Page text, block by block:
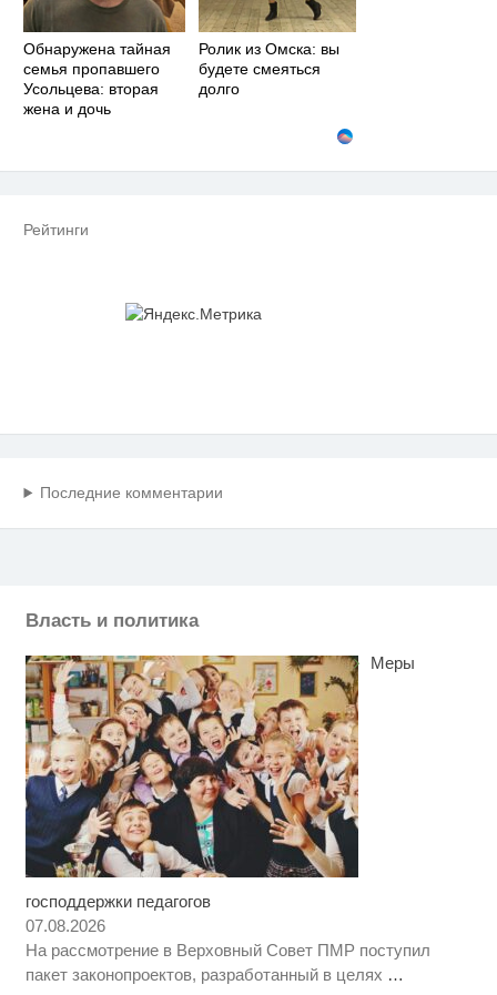
Обнаружена тайная
семья пропавшего
Усольцева: вторая
жена и дочь
Ролик из Омска: вы
будете смеяться
долго
Рейтинги
Последние комментарии
Власть и политика
Меры
господдержки педагогов
07.08.2026
На рассмотрение в Верховный Совет ПМР поступил
пакет законопроектов, разработанный в целях …
Ролик длится несколько секунд,
Обнаружена тайная семья
пропавшего Усольцева: вторая